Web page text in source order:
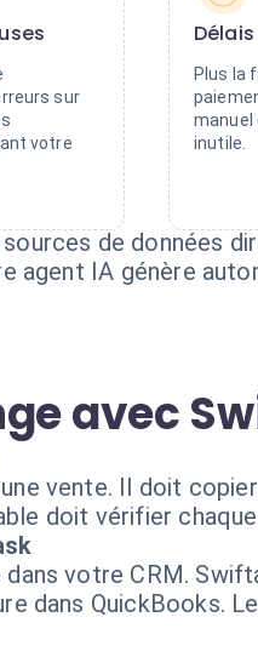
sur
votre
Plus la
manuel
inutile.
de données
agent IA génère
avec
vente. Il doit
doit vérifier
votre CRM.
dans QuickBooks.